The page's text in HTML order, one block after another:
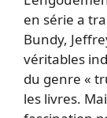
en série a
Bundy,
véritables
du genre «
les livres.